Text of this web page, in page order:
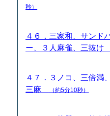
秒）
４６．三家和、サンド
ー、３人麻雀、三抜け
４７．３ノコ、三倍満
三麻
（約5分10秒）